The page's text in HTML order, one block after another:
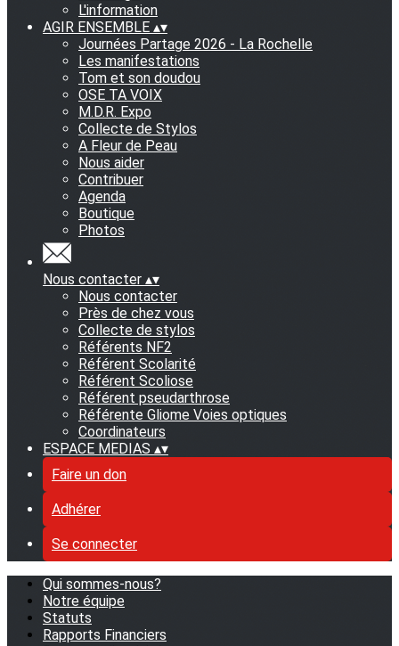
L'information
AGIR ENSEMBLE ▴▾
Journées Partage 2026 - La Rochelle
Les manifestations
Tom et son doudou
OSE TA VOIX
M.D.R. Expo
Collecte de Stylos
A Fleur de Peau
Nous aider
Contribuer
Agenda
Boutique
Photos
Nous contacter ▴▾
Nous contacter
Près de chez vous
Collecte de stylos
Référents NF2
Référent Scolarité
Référent Scoliose
Référent pseudarthrose
Référente Gliome Voies optiques
Coordinateurs
ESPACE MEDIAS ▴▾
Faire un don
Adhérer
Se connecter
Qui sommes-nous?
Notre équipe
Statuts
Rapports Financiers